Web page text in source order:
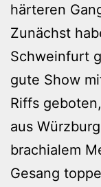
härteren
Zunächst
Schweinfurt
gute Show
Riffs
aus
brachialem
Gesang